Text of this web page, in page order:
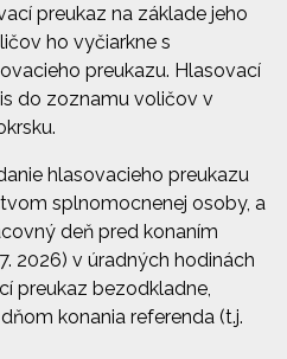
preukaz na základe jeho
ho vyčiarkne s
preukazu. Hlasovací
do zoznamu voličov v
hlasovacieho preukazu
splnomocnenej osoby, a
deň pred konaním
2026) v úradných hodinách
preukaz bezodkladne,
konania referenda (t.j.